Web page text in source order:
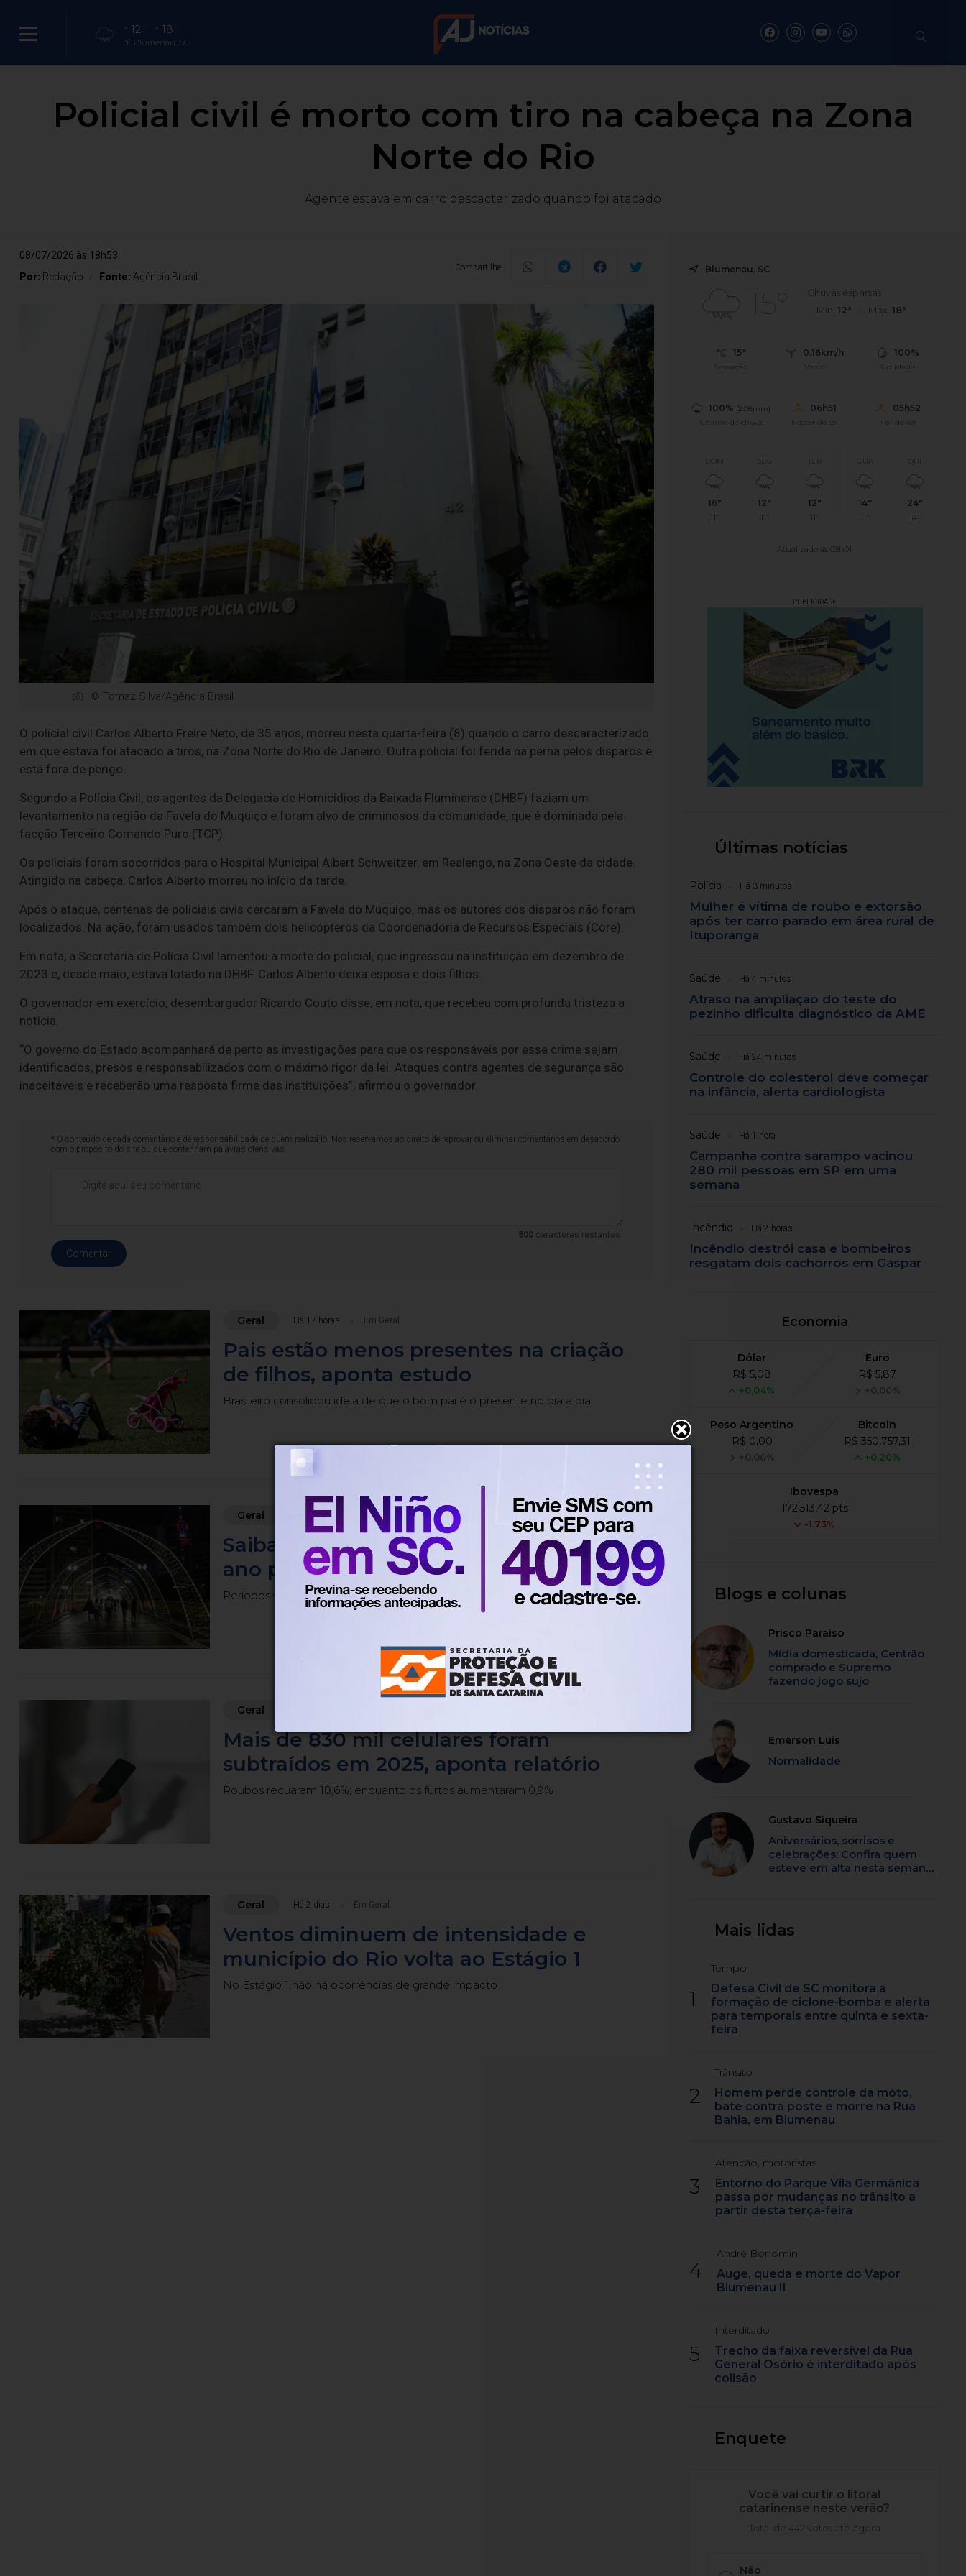
12 18
Blumenau, SC
Policial civil é morto com tiro na cabeça na Zona
Norte do Rio
Agente estava em carro descacterizado quando foi atacado
08/07/2026 às 18h53
Por: Redação Fonte: Agência Brasil
Compartilhe:
© Tomaz Silva/Agência Brasil
O policial civil Carlos Alberto Freire Neto, de 35 anos, morreu nesta quarta-feira (8) quando o carro descaracterizado
em que estava foi atacado a tiros, na Zona Norte do Rio de Janeiro. Outra policial foi ferida na perna pelos disparos e
está fora de perigo.
Segundo a Polícia Civil, os agentes da Delegacia de Homicídios da Baixada Fluminense (DHBF) faziam um
levantamento na região da Favela do Muquiço e foram alvo de criminosos da comunidade, que é dominada pela
facção Terceiro Comando Puro (TCP).
Os policiais foram socorridos para o Hospital Municipal Albert Schweitzer, em Realengo, na Zona Oeste da cidade.
Atingido na cabeça, Carlos Alberto morreu no início da tarde.
Após o ataque, centenas de policiais civis cercaram a Favela do Muquiço, mas os autores dos disparos não foram
localizados. Na ação, foram usados também dois helicópteros da Coordenadoria de Recursos Especiais (Core).
Em nota, a Secretaria de Polícia Civil lamentou a morte do policial, que ingressou na instituição em dezembro de
2023 e, desde maio, estava lotado na DHBF. Carlos Alberto deixa esposa e dois filhos.
O governador em exercício, desembargador Ricardo Couto disse, em nota, que recebeu com profunda tristeza a
notícia.
“O governo do Estado acompanhará de perto as investigações para que os responsáveis por esse crime sejam
identificados, presos e responsabilizados com o máximo rigor da lei. Ataques contra agentes de segurança são
inaceitáveis e receberão uma resposta firme das instituições”, afirmou o governador.
* O conteúdo de cada comentário é de responsabilidade de quem realizá-lo. Nos reservamos ao direito de reprovar ou eliminar comentários em desacordo
com o propósito do site ou que contenham palavras ofensivas.
500caracteres restantes.
Comentar
Geral Há 17 horas Em Geral
Pais estão menos presentes na criação
de filhos, aponta estudo
Brasileiro consolidou ideia de que o bom pai é o presente no dia a dia
Geral Há 23 horas Em Geral
Saiba quando será o recesso de fim de
ano para servidores públicos
Períodos vão de 21 a 25/12 e de 28/12 a 1º de janeiro de 2027
Geral
Mais de 830 mil celulares foram
subtraídos em 2025, aponta relatório
Roubos recuaram 18,6%; enquanto os furtos aumentaram 0,9%
Geral Há 2 dias Em Geral
Ventos diminuem de intensidade e
município do Rio volta ao Estágio 1
No Estágio 1 não há ocorrências de grande impacto
Blumenau, SC
15°
Chuvas esparsas
Mín.12° Máx.18°
15°
Sensação
0.16km/h
Vento
100%
Umidade
100% (2.08mm)
Chance de chuva
06h51
Nascer do sol
05h52
Pôr do sol
DOM
16°
11°
12°
11°
TER
12°
11°
QUA
14°
11°
24°
14°
Atualizado às 09h01
PUBLICIDADE
Últimas notícias
Polícia Há 3 minutos
Mulher é vítima de roubo e extorsão
após ter carro parado em área rural de
Ituporanga
Saúde Há 4 minutos
Atraso na ampliação do teste do
pezinho dificulta diagnóstico da AME
Saúde Há 24 minutos
Controle do colesterol deve começar
na infância, alerta cardiologista
Saúde Há 1 hora
Campanha contra sarampo vacinou
280 mil pessoas em SP em uma
semana
Incêndio Há 2 horas
Incêndio destrói casa e bombeiros
resgatam dois cachorros em Gaspar
Economia
Dólar
R$ 5,08
+0,04%
Euro
R$ 5,87
+0,00%
Peso Argentino
R$ 0,00
+0,00%
Bitcoin
R$ 350,757,31
+0,20%
Ibovespa
172,513,42 pts
-1.73%
Blogs e colunas
Prisco Paraíso
Mídia domesticada, Centrão
comprado e Supremo
fazendo jogo sujo
Emerson Luis
Normalidade
Gustavo Siqueira
Aniversários, sorrisos e
celebrações: Confira quem
esteve em alta nesta semana
Mais lidas
1
Tempo
Defesa Civil de SC monitora a
formação de ciclone-bomba e alerta
para temporais entre quinta e sexta-
feira
2
Trânsito
Homem perde controle da moto,
bate contra poste e morre na Rua
Bahia, em Blumenau
3
Atenção, motoristas
Entorno do Parque Vila Germânica
passa por mudanças no trânsito a
partir desta terça-feira
4
André Bonomini
Auge, queda e morte do Vapor
Blumenau II
5
Interditado
Trecho da faixa reversível da Rua
General Osório é interditado após
colisão
Enquete
Você vai curtir o litoral
catarinense neste verão?
Total de 442 votos até agora
Não